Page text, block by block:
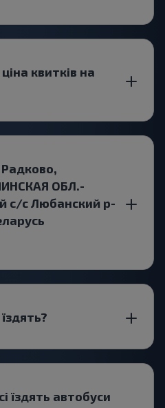
квитків на
ОБЛ.-
с/с Любанский р-
їздять автобуси